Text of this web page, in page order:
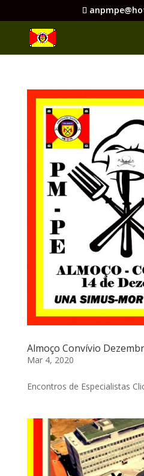
Almoço Convívio
Mar 4, 2020
Encontros de Especialistas